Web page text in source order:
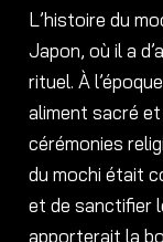
L’histoire du
Japon, où il a
rituel. À
aliment sacré
cérémonies
du mochi était
et de sanctifier
apporterait la